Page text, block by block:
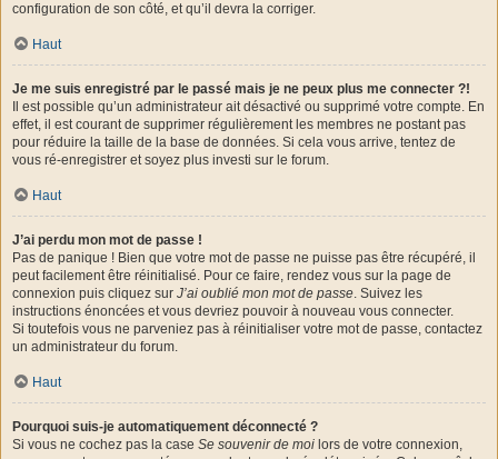
configuration de son côté, et qu’il devra la corriger.
Haut
Je me suis enregistré par le passé mais je ne peux plus me connecter ?!
Il est possible qu’un administrateur ait désactivé ou supprimé votre compte. En
effet, il est courant de supprimer régulièrement les membres ne postant pas
pour réduire la taille de la base de données. Si cela vous arrive, tentez de
vous ré-enregistrer et soyez plus investi sur le forum.
Haut
J’ai perdu mon mot de passe !
Pas de panique ! Bien que votre mot de passe ne puisse pas être récupéré, il
peut facilement être réinitialisé. Pour ce faire, rendez vous sur la page de
connexion puis cliquez sur J’ai oublié mon mot de passe. Suivez les
instructions énoncées et vous devriez pouvoir à nouveau vous connecter.
Si toutefois vous ne parveniez pas à réinitialiser votre mot de passe, contactez
un administrateur du forum.
Haut
Pourquoi suis-je automatiquement déconnecté ?
Si vous ne cochez pas la case Se souvenir de moi lors de votre connexion,